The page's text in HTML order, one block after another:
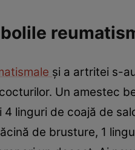
şi a artritei s-
Un amestec
linguri de coajă de
de brusture, 1